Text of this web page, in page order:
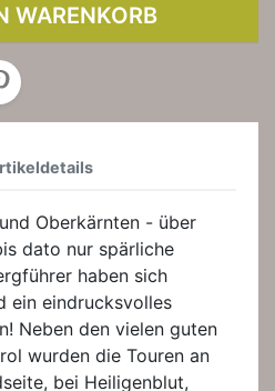
WARENKORB
Oberkärnten - über
dato nur spärliche
haben sich
ein eindrucksvolles
Neben den vielen guten
wurden die Touren an
bei Heiligenblut,